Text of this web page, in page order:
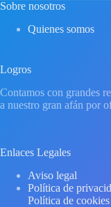
Sobre nosotros
Quienes somos
Logros
Contamos con grandes
a nuestro gran afán por
Enlaces Legales
Aviso legal
Política de
Política de cookies